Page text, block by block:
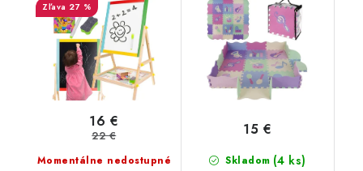
27 %
Momentálne nedostupné
16 €
22 €
Skladom (4 ks)
15 €